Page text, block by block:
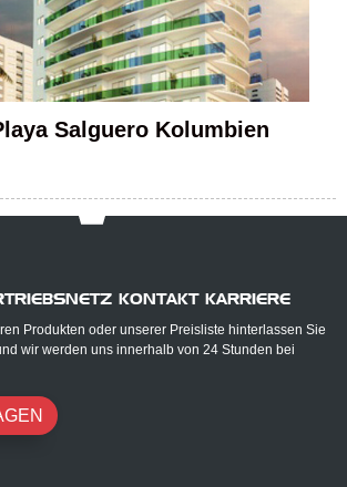
Salguero Kolumbien
KONTAKT KARRIERE
Produkten oder unserer Preisliste hinterlassen Sie
wir werden uns innerhalb von 24 Stunden bei